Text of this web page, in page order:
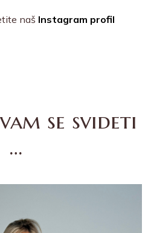
naš Instagram profil
se svideti
…